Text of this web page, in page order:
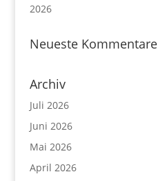
2026
Neueste Kommentare
Archiv
Juli 2026
Juni 2026
Mai 2026
April 2026